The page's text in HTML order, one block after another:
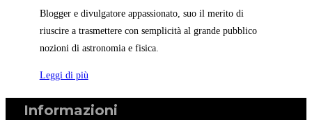
Blogger e divulgatore appassionato, suo il merito di
riuscire a trasmettere con semplicità al grande pubblico
nozioni di astronomia e fisica.
Leggi di più
Informazioni